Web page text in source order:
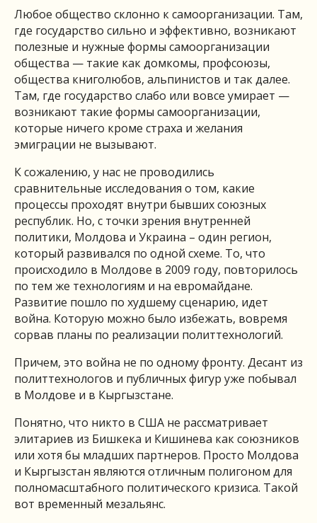
Любое общество склонно к самоорганизации. Там,
где государство сильно и эффективно, возникают
полезные и нужные формы самоорганизации
общества — такие как домкомы, профсоюзы,
общества книголюбов, альпинистов и так далее.
Там, где государство слабо или вовсе умирает —
возникают такие формы самоорганизации,
которые ничего кроме страха и желания
эмиграции не вызывают.
К сожалению, у нас не проводились
сравнительные исследования о том, какие
процессы проходят внутри бывших союзных
республик. Но, с точки зрения внутренней
политики, Молдова и Украина – один регион,
который развивался по одной схеме. То, что
происходило в Молдове в 2009 году, повторилось
по тем же технологиям и на евромайдане.
Развитие пошло по худшему сценарию, идет
война. Которую можно было избежать, вовремя
сорвав планы по реализации политтехнологий.
Причем, это война не по одному фронту. Десант из
политтехнологов и публичных фигур уже побывал
в Молдове и в Кыргызстане.
Понятно, что никто в США не рассматривает
элитариев из Бишкека и Кишинева как союзников
или хотя бы младших партнеров. Просто Молдова
и Кыргызстан являются отличным полигоном для
полномасштабного политического кризиса. Такой
вот временный мезальянс.